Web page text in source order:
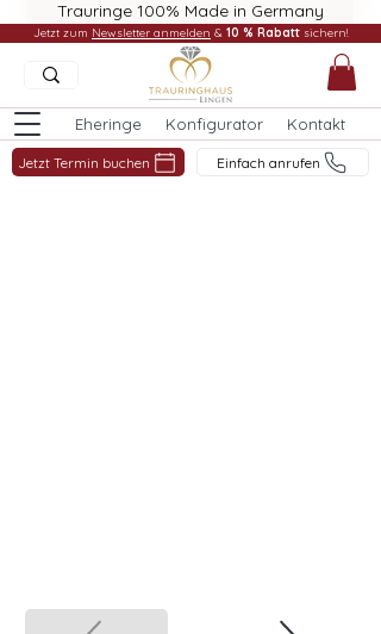
Trauringe 100% Made in Germany
Eheringe Konfigurator Kontakt
Jetzt Termin buchen Einfach anrufen
Jetzt zum Newsletter anmelden & 10 % Rabatt sichern!